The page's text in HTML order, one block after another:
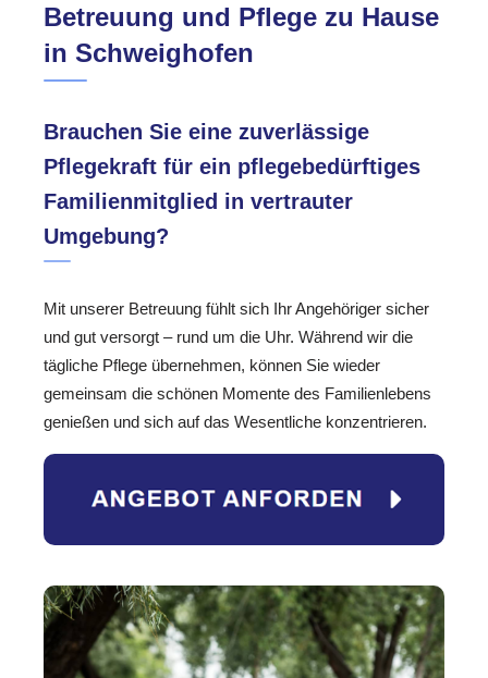
Betreuung und Pflege zu Hause
in Schweighofen
Brauchen Sie eine zuverlässige
Pflegekraft für ein pflegebedürftiges
Familienmitglied in vertrauter
Umgebung?
Mit unserer Betreuung fühlt sich Ihr Angehöriger sicher
und gut versorgt – rund um die Uhr. Während wir die
tägliche Pflege übernehmen, können Sie wieder
gemeinsam die schönen Momente des Familienlebens
genießen und sich auf das Wesentliche konzentrieren.